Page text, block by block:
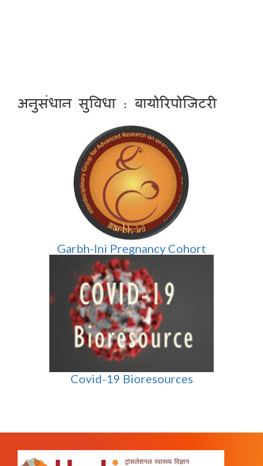
अनुसंधान सुविधा : बायोरिपोजिटरी
Garbh-Ini Pregnancy Cohort
Covid-19 Bioresources